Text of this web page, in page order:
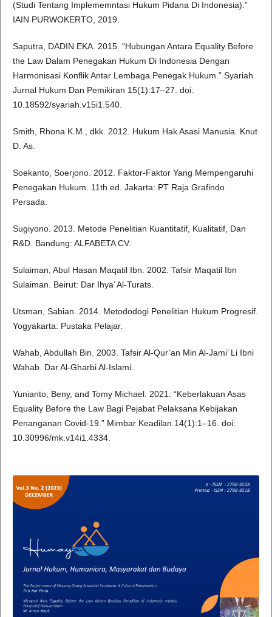
(Studi Tentang Implememntasi Hukum Pidana Di Indonesia).”
IAIN PURWOKERTO, 2019.
Saputra, DADIN EKA. 2015. “Hubungan Antara Equality Before
the Law Dalam Penegakan Hukum Di Indonesia Dengan
Harmonisasi Konflik Antar Lembaga Penegak Hukum.” Syariah
Jurnal Hukum Dan Pemikiran 15(1):17–27. doi:
10.18592/syariah.v15i1.540.
Smith, Rhona K.M., dkk. 2012. Hukum Hak Asasi Manusia. Knut
D. As.
Soekanto, Soerjono. 2012. Faktor-Faktor Yang Mempengaruhi
Penegakan Hukum. 11th ed. Jakarta: PT Raja Grafindo
Persada.
Sugiyono. 2013. Metode Penelitian Kuantitatif, Kualitatif, Dan
R&D. Bandung: ALFABETA CV.
Sulaiman, Abul Hasan Maqatil Ibn. 2002. Tafsir Maqatil Ibn
Sulaiman. Beirut: Dar Ihya’ Al-Turats.
Utsman, Sabian. 2014. Metododogi Penelitian Hukum Progresif.
Yogyakarta: Pustaka Pelajar.
Wahab, Abdullah Bin. 2003. Tafsir Al-Qur’an Min Al-Jami’ Li Ibni
Wahab. Dar Al-Gharbi Al-Islami.
Yunianto, Beny, and Tomy Michael. 2021. “Keberlakuan Asas
Equality Before the Law Bagi Pejabat Pelaksana Kebijakan
Penanganan Covid-19.” Mimbar Keadilan 14(1):1–16. doi:
10.30996/mk.v14i1.4334.